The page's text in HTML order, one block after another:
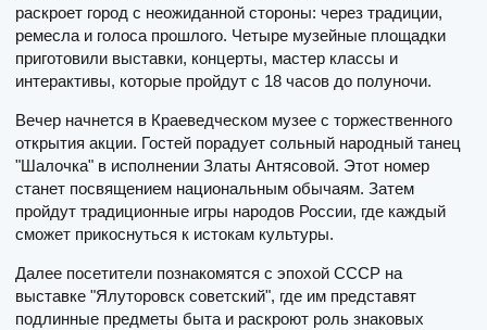
раскроет город с неожиданной стороны: через традиции,
ремесла и голоса прошлого. Четыре музейные площадки
приготовили выставки, концерты, мастер классы и
интерактивы, которые пройдут с 18 часов до полуночи.
Вечер начнется в Краеведческом музее с торжественного
открытия акции. Гостей порадует сольный народный танец
"Шалочка" в исполнении Златы Антясовой. Этот номер
станет посвящением национальным обычаям. Затем
пройдут традиционные игры народов России, где каждый
сможет прикоснуться к истокам культуры.
Далее посетители познакомятся с эпохой СССР на
выставке "Ялуторовск советский", где им представят
подлинные предметы быта и раскроют роль знаковых